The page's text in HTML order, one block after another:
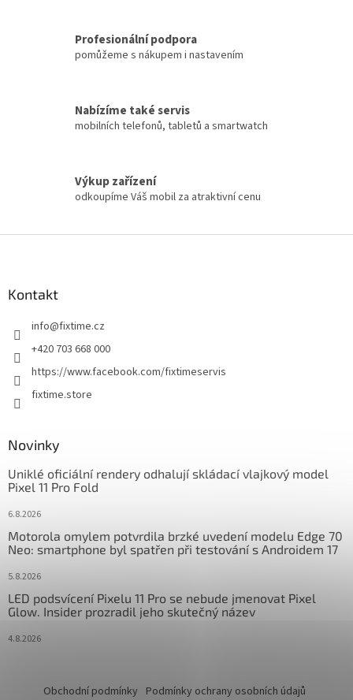
s
u
Profesionální podpora
pomůžeme s nákupem i nastavením
Nabízíme také servis
mobilních telefonů, tabletů a smartwatch
Výkup zařízení
odkoupíme Váš mobil za atraktivní cenu
Kontakt
info@fixtime.cz
+420 703 668 000
https://www.facebook.com/fixtimeservis
fixtime.store
Novinky
Uniklé oficiální rendery odhalují skládací vlajkový model
Pixel 11 Pro Fold
6.8.2026
Motorola omylem potvrdila brzké uvedení modelu Edge 70
Neo: smartphone byl spatřen při testování s Androidem 17
5.8.2026
LED podsvícení Pixelu 11 Pro se nebude jmenovat Pixel
Glow. Insider prozradil jeho skutečný název
4.8.2026
Obchodní podmínky Podmínky ochrany osobních údajů